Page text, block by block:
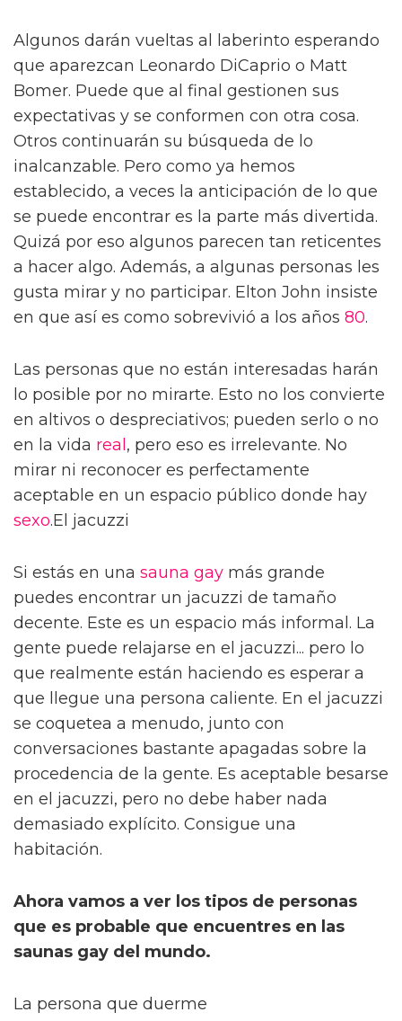
Algunos darán vueltas al laberinto esperando
que aparezcan Leonardo DiCaprio o Matt
Bomer. Puede que al final gestionen sus
expectativas y se conformen con otra cosa.
Otros continuarán su búsqueda de lo
inalcanzable. Pero como ya hemos
establecido, a veces la anticipación de lo que
se puede encontrar es la parte más divertida.
Quizá por eso algunos parecen tan reticentes
a hacer algo. Además, a algunas personas les
gusta mirar y no participar. Elton John insiste
en que así es como sobrevivió a los años 80.
Las personas que no están interesadas harán
lo posible por no mirarte. Esto no los convierte
en altivos o despreciativos; pueden serlo o no
en la vida real , pero eso es irrelevante. No
mirar ni reconocer es perfectamente
aceptable en un espacio público donde hay
sexo.El jacuzzi
Si estás en una sauna gay más grande
puedes encontrar un jacuzzi de tamaño
decente. Este es un espacio más informal. La
gente puede relajarse en el jacuzzi... pero lo
que realmente están haciendo es esperar a
que llegue una persona caliente. En el jacuzzi
se coquetea a menudo, junto con
conversaciones bastante apagadas sobre la
procedencia de la gente. Es aceptable besarse
en el jacuzzi, pero no debe haber nada
demasiado explícito. Consigue una
habitación.
Ahora vamos a ver los tipos de personas
que es probable que encuentres en las
saunas gay del mundo.
La persona que duerme